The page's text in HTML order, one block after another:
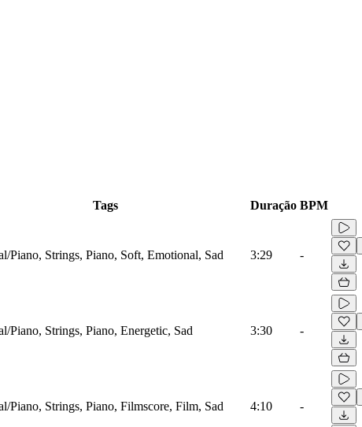
Tags Duração BPM
Piano, Strings, Piano, Soft, Emotional, Sad 3:29 -
Piano, Strings, Piano, Energetic, Sad 3:30 -
Piano, Strings, Piano, Filmscore, Film, Sad 4:10 -